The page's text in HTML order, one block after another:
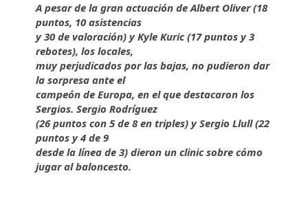
A pesar de la gran actuación de Albert Oliver (18
puntos, 10 asistencias
y 30 de valoración) y Kyle Kuric (17 puntos y 3
rebotes), los locales,
muy perjudicados por las bajas, no pudieron dar
la sorpresa ante el
campeón de Europa, en el que destacaron los
Sergios. Sergio Rodríguez
(26 puntos con 5 de 8 en triples) y Sergio Llull (22
puntos y 4 de 9
desde la línea de 3) dieron un clinic sobre cómo
jugar al baloncesto.